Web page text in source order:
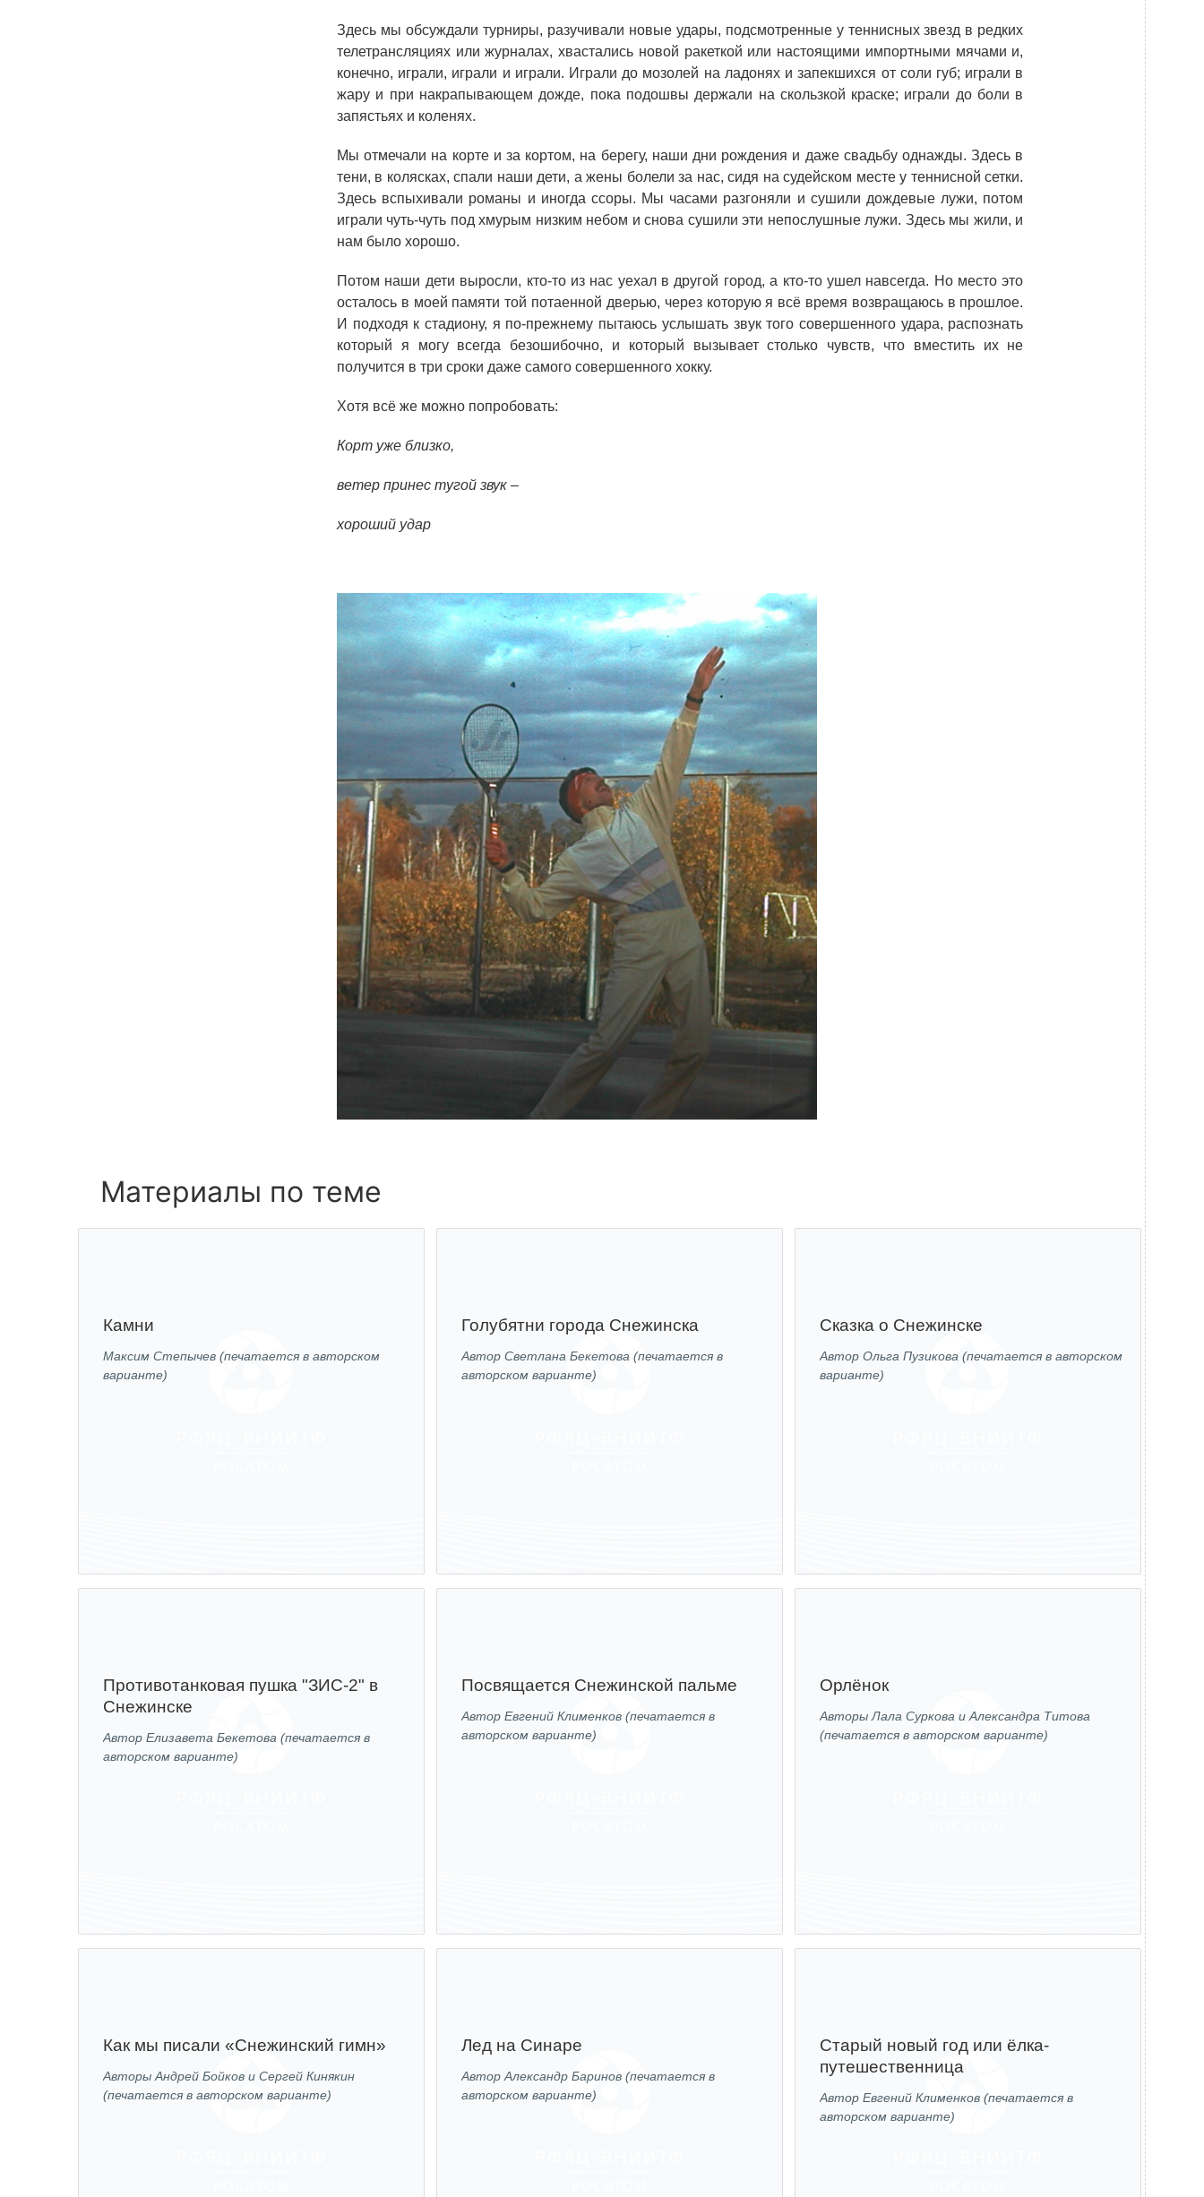
Новый Снежинск
Оформление анкетного материала РФЯЦ -
ВНИИТФ
Профессиональное обучение
Практика для студентов
Здесь мы обсуждали турниры, разучивали новые удары, подсмотренные у теннисных звезд в редких
телетрансляциях или журналах, хвастались новой ракеткой или настоящими импортными мячами и,
конечно, играли, играли и играли. Играли до мозолей на ладонях и запекшихся от соли губ; играли в
жару и при накрапывающем дожде, пока подошвы держали на скользкой краске; играли до боли в
запястьях и коленях.
Мы отмечали на корте и за кортом, на берегу, наши дни рождения и даже свадьбу однажды. Здесь в
тени, в колясках, спали наши дети, а жены болели за нас, сидя на судейском месте у теннисной сетки.
Здесь вспыхивали романы и иногда ссоры. Мы часами разгоняли и сушили дождевые лужи, потом
играли чуть-чуть под хмурым низким небом и снова сушили эти непослушные лужи. Здесь мы жили, и
нам было хорошо.
Потом наши дети выросли, кто-то из нас уехал в другой город, а кто-то ушел навсегда. Но место это
осталось в моей памяти той потаенной дверью, через которую я всё время возвращаюсь в прошлое.
И подходя к стадиону, я по-прежнему пытаюсь услышать звук того совершенного удара, распознать
который я могу всегда безошибочно, и который вызывает столько чувств, что вместить их не
получится в три сроки даже самого совершенного хокку.
Хотя всё же можно попробовать:
Корт уже близко,
ветер принес тугой звук –
хороший удар
Материалы по теме
Камни
Максим Степычев (печатается в авторском
варианте)
Голубятни города Снежинска
Автор Светлана Бекетова (печатается в
авторском варианте)
Сказка о Снежинске
Автор Ольга Пузикова (печатается в авторском
варианте)
Противотанковая пушка "ЗИС-2" в
Снежинске
Автор Елизавета Бекетова (печатается в
авторском варианте)
Посвящается Снежинской пальме
Автор Евгений Клименков (печатается в
авторском варианте)
Орлёнок
Авторы Лала Суркова и Александра Титова
(печатается в авторском варианте)
Как мы писали «Снежинский гимн»
Авторы Андрей Бойков и Сергей Кинякин
(печатается в авторском варианте)
Лед на Синаре
Автор Александр Баринов (печатается в
авторском варианте)
Старый новый год или ёлка-
путешественница
Автор Евгений Клименков (печатается в
авторском варианте)